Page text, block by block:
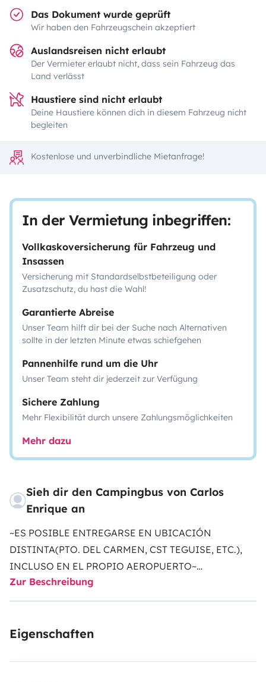
Das Dokument wurde geprüft
Wir haben den Fahrzeugschein akzeptiert
Auslandsreisen nicht erlaubt
Der Vermieter erlaubt nicht, dass sein Fahrzeug das
Land verlässt
Haustiere sind nicht erlaubt
Deine Haustiere können dich in diesem Fahrzeug nicht
begleiten
Kostenlose und unverbindliche Mietanfrage!
In der Vermietung inbegriffen:
Vollkaskoversicherung für Fahrzeug und
Insassen
Versicherung mit Standardselbstbeteiligung oder
Zusatzschutz, du hast die Wahl!
Garantierte Abreise
Unser Team hilft dir bei der Suche nach Alternativen
sollte in der letzten Minute etwas schiefgehen
Pannenhilfe rund um die Uhr
Unser Team steht dir jederzeit zur Verfügung
Sichere Zahlung
Mehr Flexibilität durch unsere Zahlungsmöglichkeiten
Mehr dazu
Sieh dir den Campingbus von Carlos
Enrique an
~ES POSIBLE ENTREGARSE EN UBICACIÓN
DISTINTA(PTO. DEL CARMEN, CST TEGUISE, ETC.),
INCLUSO EN EL PROPIO AEROPUERTO~
Vive Lanzarote al ritmo de una Volkswagen T3
Olvídate del reloj, siente labrisa del Atlánticoy
estaicónica furgoneta
Zur Beschreibung
Eigenschaften